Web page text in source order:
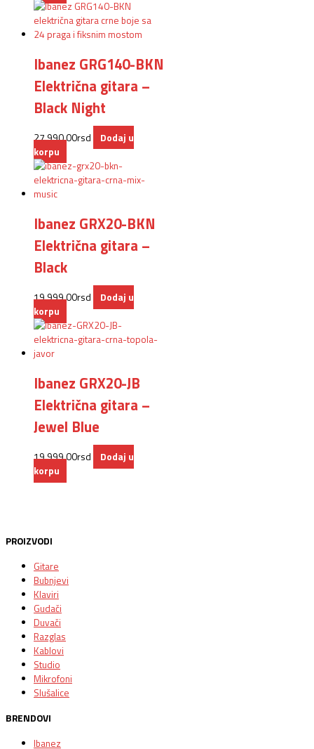
Ibanez GRG140-BKN
Električna gitara –
Black Night
27.990,00rsd
Dodaj u
korpu
Ibanez GRX20-BKN
Električna gitara –
Black
19.999,00rsd
Dodaj u
korpu
Ibanez GRX20-JB
Električna gitara –
Jewel Blue
19.999,00rsd
Dodaj u
korpu
PROIZVODI
Gitare
Bubnjevi
Klaviri
Gudači
Duvači
Razglas
Kablovi
Studio
Mikrofoni
Slušalice
BRENDOVI
Ibanez